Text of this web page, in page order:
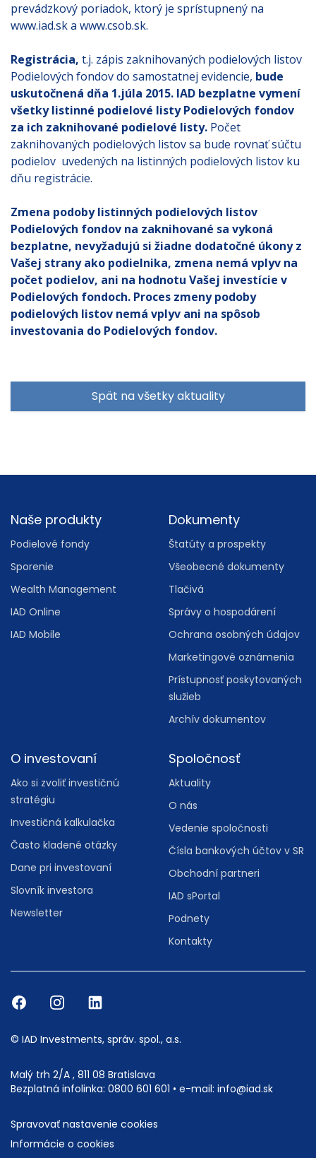
prevádzkový poriadok, ktorý je sprístupnený na
www.iad.sk a www.csob.sk.
Registrácia, t.j. zápis zaknihovaných podielových listov
Podielových fondov do samostatnej evidencie, bude
uskutočnená dňa 1.júla 2015. IAD bezplatne vymení
všetky listinné podielové listy Podielových fondov
za ich zaknihované podielové listy. Počet
zaknihovaných podielových listov sa bude rovnať súčtu
podielov uvedených na listinných podielových listov ku
dňu registrácie.
Zmena podoby listinných podielových listov
Podielových fondov na zaknihované sa vykoná
bezplatne, nevyžadujú si žiadne dodatočné úkony z
Vašej strany ako podielnika, zmena nemá vplyv na
počet podielov, ani na hodnotu Vašej investície v
Podielových fondoch. Proces zmeny podoby
podielových listov nemá vplyv ani na spôsob
investovania do Podielových fondov.
Spät na všetky aktuality
Footer
Naše produkty
Podielové fondy
Sporenie
Wealth Management
IAD Online
IAD Mobile
Dokumenty
Štatúty a prospekty
Všeobecné dokumenty
Tlačivá
Správy o hospodárení
Ochrana osobných údajov
Marketingové oznámenia
Prístupnosť poskytovaných
služieb
Archív dokumentov
O investovaní
Ako si zvoliť investičnú
stratégiu
Investičná kalkulačka
Často kladené otázky
Dane pri investovaní
Slovník investora
Newsletter
Spoločnosť
Aktuality
O nás
Vedenie spoločnosti
Čísla bankových účtov v SR
Obchodní partneri
IAD sPortal
Podnety
Kontakty
© IAD Investments, správ. spol., a.s.
Malý trh 2/A , 811 08 Bratislava
Bezplatná infolinka: 0800 601 601 • e-mail: info@iad.sk
Spravovať nastavenie cookies
Informácie o cookies